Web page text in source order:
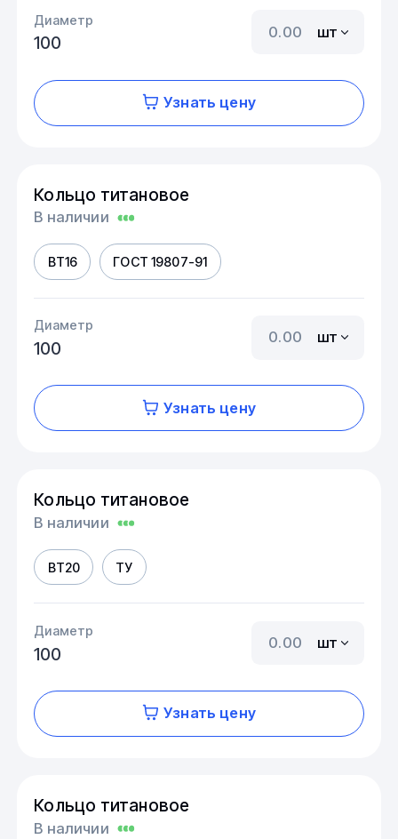
Диаметр
100
шт
Узнать цену
Кольцо титановое
В наличии
ВТ16 ГОСТ 19807-91
Диаметр
100
шт
Узнать цену
Кольцо титановое
В наличии
ВТ20 ТУ
Диаметр
100
шт
Узнать цену
Кольцо титановое
В наличии